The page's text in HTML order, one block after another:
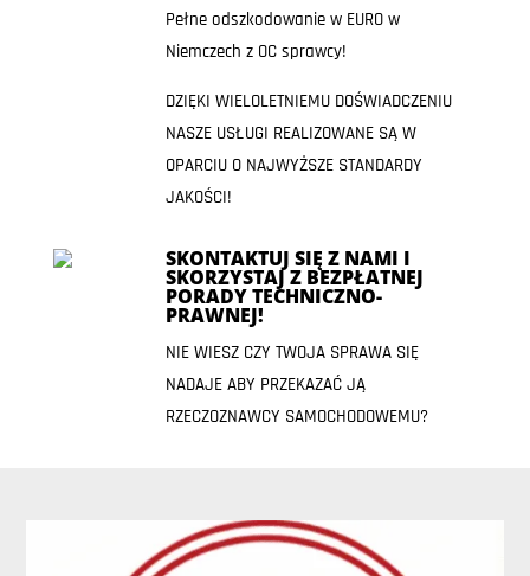
Pełne odszkodowanie w EURO w
Niemczech z OC sprawcy!
DZIĘKI WIELOLETNIEMU DOŚWIADCZENIU
NASZE USŁUGI REALIZOWANE SĄ W
OPARCIU O NAJWYŻSZE STANDARDY
JAKOŚCI!
SKONTAKTUJ SIĘ Z NAMI I
SKORZYSTAJ Z BEZPŁATNEJ
PORADY TECHNICZNO-
PRAWNEJ!
NIE WIESZ CZY TWOJA SPRAWA SIĘ
NADAJE ABY PRZEKAZAĆ JĄ
RZECZOZNAWCY SAMOCHODOWEMU?